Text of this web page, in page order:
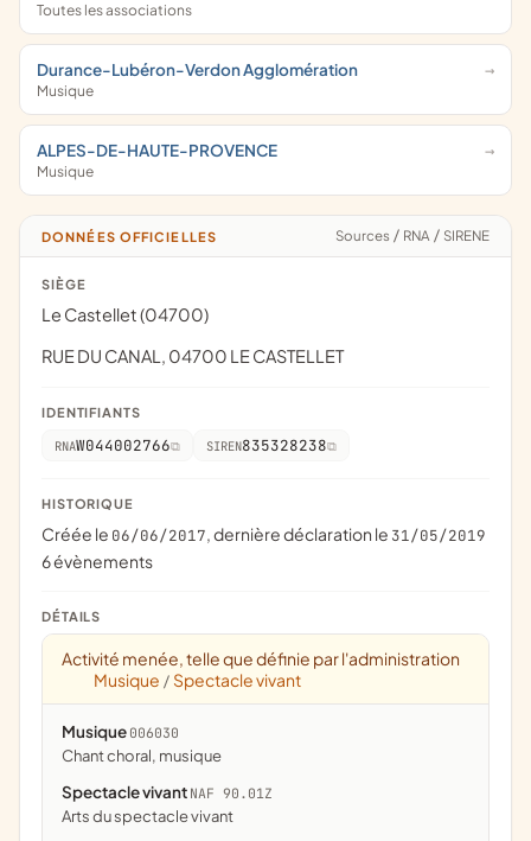
Toutes les associations
Durance-Lubéron-Verdon Agglomération
Musique
ALPES-DE-HAUTE-PROVENCE
Musique
DONNÉES OFFICIELLES Sources / RNA / SIRENE
SIÈGE
Le Castellet (04700)
RUE DU CANAL, 04700 LE CASTELLET
IDENTIFIANTS
RNAW044002766 SIREN835328238
HISTORIQUE
Créée le 06/06/2017, dernière déclaration le 31/05/2019
6 évènements
DÉTAILS
Activité menée, telle que définie par l'administration
Musique / Spectacle vivant
Musique 006030
chant choral, musique
Spectacle vivant NAF 90.01Z
Arts du spectacle vivant